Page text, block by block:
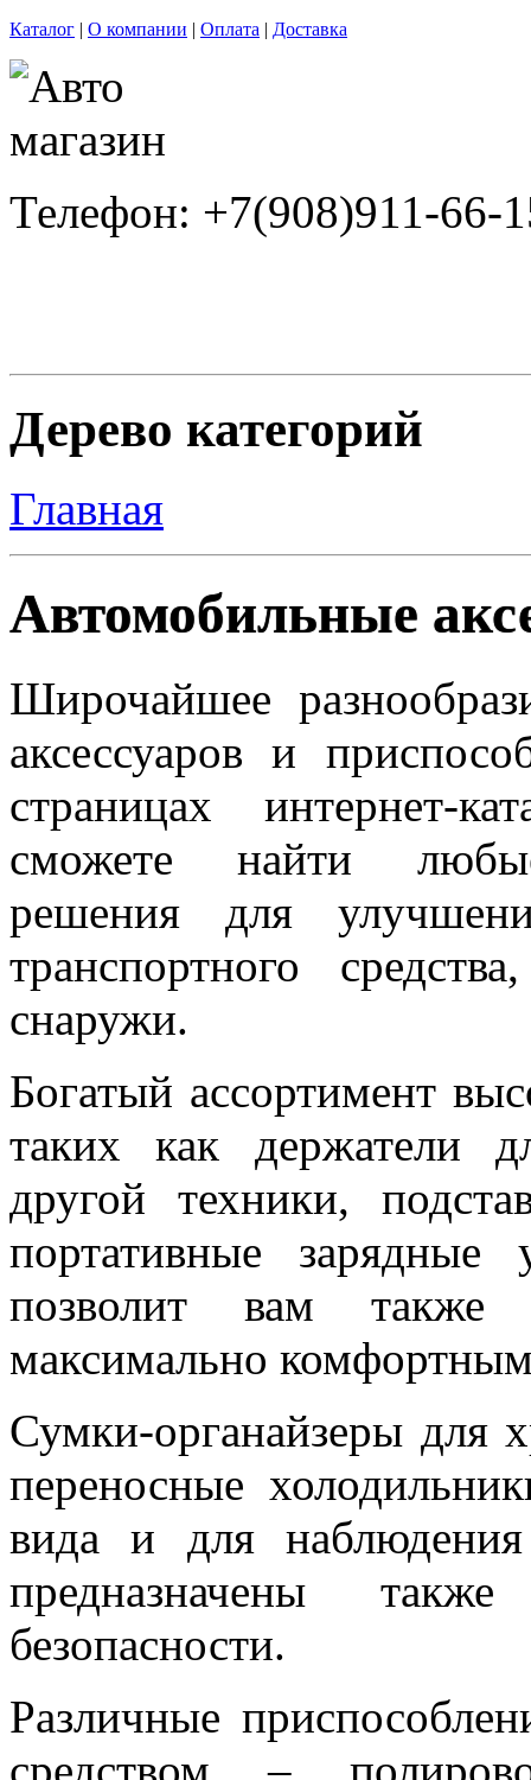
Каталог | О компании | Оплата | Доставка
Телефон: +7(908)911-66-
Дерево категорий
Главная
Автомобильные
Широчайшее
аксессуаров и
страницах интернет-
сможете найти любые
решения для
транспортного
снаружи.
Богатый ассортимент
таких как держатели
другой техники,
портативные зарядные
позволит вам также
максимально
Сумки-органайзеры для
переносные
вида и для
предназначены
безопасности.
Различные
средством –